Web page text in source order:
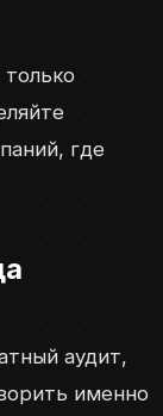
где
аудит,
именно